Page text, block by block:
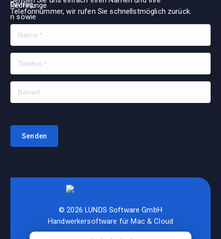
Telefonnummer, wir rufen Sie schnellstmöglich zurück.
© 2026 LUNDS Software GmbH
Handwerkersoftware für Mac & Cloud